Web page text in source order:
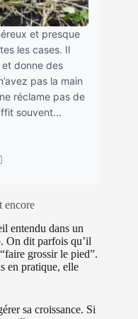
et presque
les cases. Il
donne des
pas la main
réclame pas de
souvent...
encore
entendu dans un
On dit parfois qu’il
grossir le pied”.
en pratique, elle
sa croissance. Si